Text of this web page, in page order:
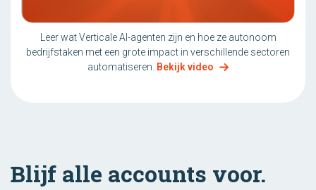
Leer wat Verticale AI-agenten zijn en hoe ze autonoom
bedrijfstaken met een grote impact in verschillende sectoren
automatiseren. Bekijk video
Blijf alle accounts voor.